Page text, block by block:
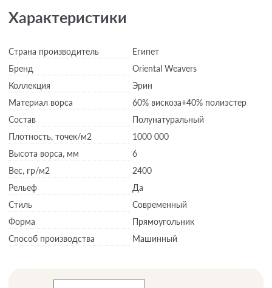
Характеристики
Страна производитель
Египет
Бренд
Oriental Weavers
Коллекция
Эрин
Материал ворса
60% вискоза+40% полиэстер
Состав
Полунатуральный
Плотность, точек/м2
1000 000
Высота ворса, мм
6
Вес, гр/м2
2400
Рельеф
Да
Стиль
Современный
Форма
Прямоугольник
Способ производства
Машинный